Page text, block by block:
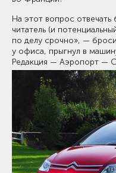
На этот вопрос
читатель (и
по делу срочно», —
у офиса, прыгнул в
Редакция — Аэропорт —